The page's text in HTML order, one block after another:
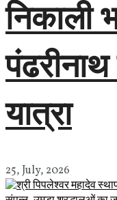
निकाली
यात्रा
25, July, 2026